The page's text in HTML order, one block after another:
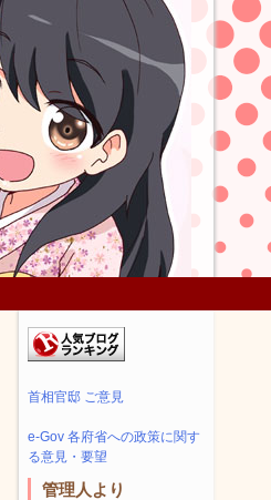
首相官邸 ご意見
e-Gov 各府省への政策に関す
る意見・要望
管理人より